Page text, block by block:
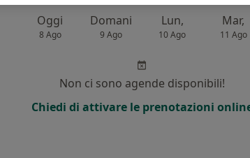
Oggi
8 Ago
Domani
9 Ago
Lun,
10 Ago
Mar,
11 Ago
Non ci sono agende disponibili!
Chiedi di attivare le prenotazioni